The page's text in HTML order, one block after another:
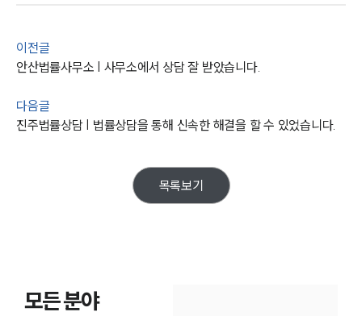
이전글
안산법률사무소 | 사무소에서 상담 잘 받았습니다.
다음글
진주법률상담 | 법률상담을 통해 신속한 해결을 할 수 있었습니다.
목록보기
모든 분야